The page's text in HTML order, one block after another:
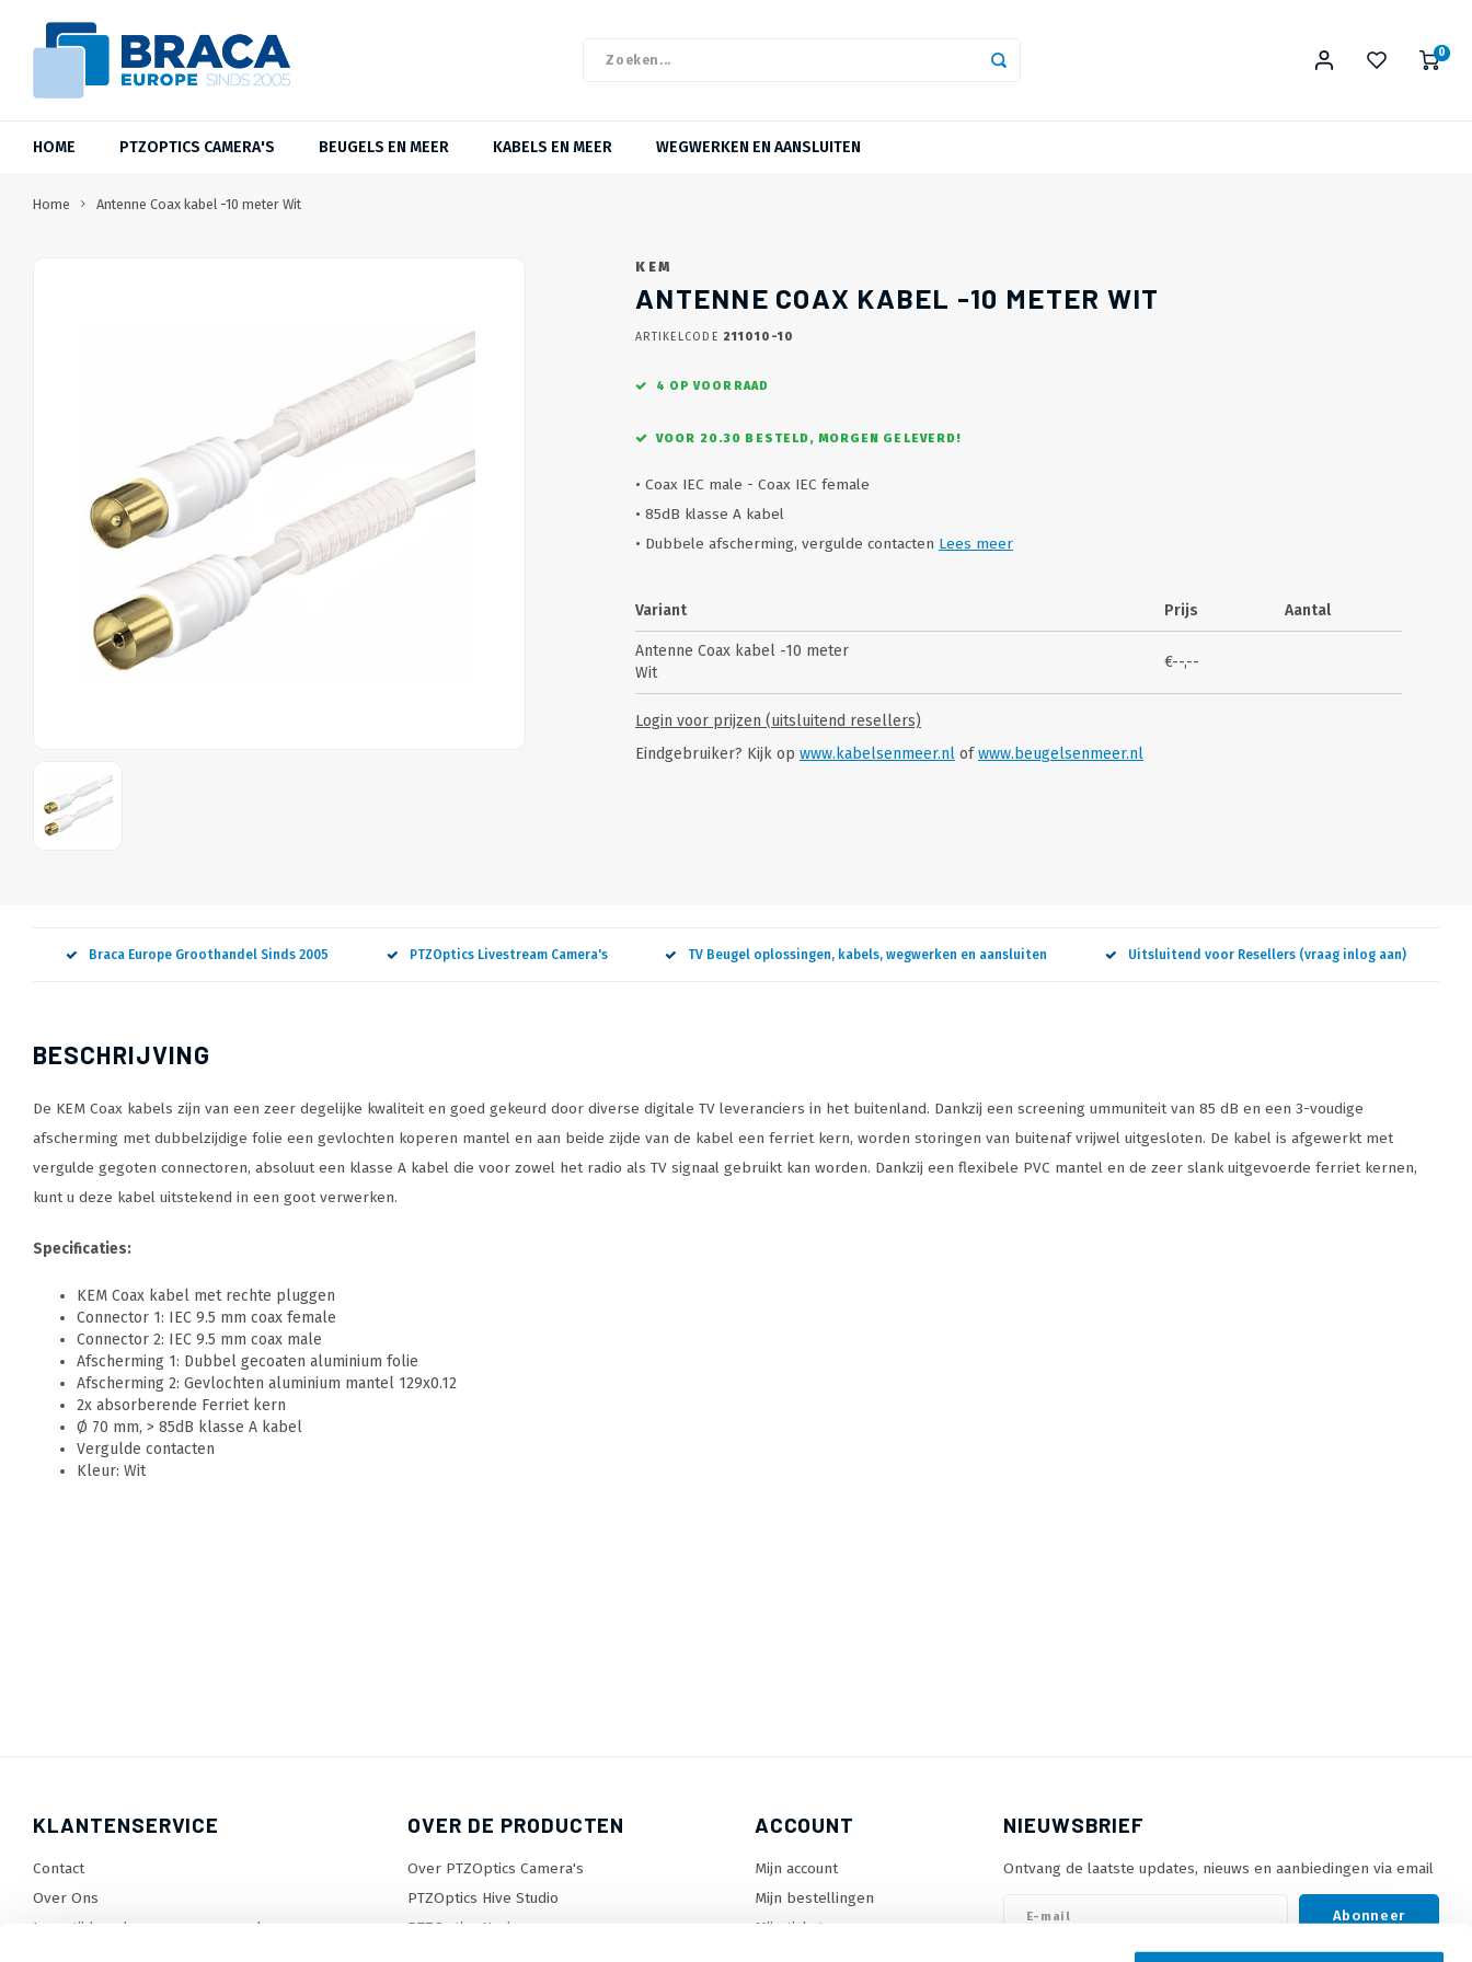
0
HOME PTZOPTICS CAMERA'S BEUGELS EN MEER KABELS EN MEER WEGWERKEN EN AANSLUITEN
Home Antenne Coax kabel -10 meter Wit
KEM
ANTENNE COAX KABEL -10 METER WIT
ARTIKELCODE 211010-10
4 OP VOORRAAD
VOOR 20.30 BESTELD, MORGEN GELEVERD!
• Coax IEC male - Coax IEC female
• 85dB klasse A kabel
• Dubbele afscherming, vergulde contacten Lees meer
Variant Prijs Aantal
Antenne Coax kabel -10 meter
Wit
€--,--
Login voor prijzen (uitsluitend resellers)
Eindgebruiker? Kijk op www.kabelsenmeer.nl ofwww.beugelsenmeer.nl
Braca Europe Groothandel Sinds 2005 PTZOptics Livestream Camera's TV Beugel oplossingen, kabels, wegwerken en aansluiten Uitsluitend voor Resellers (vraag inlog aan)
BESCHRIJVING
De KEM Coax kabels zijn van een zeer degelijke kwaliteit en goed gekeurd door diverse digitale TV leveranciers in het buitenland. Dankzij een screening ummuniteit van 85 dB en een 3-voudige
afscherming met dubbelzijdige folie een gevlochten koperen mantel en aan beide zijde van de kabel een ferriet kern, worden storingen van buitenaf vrijwel uitgesloten. De kabel is afgewerkt met
vergulde gegoten connectoren, absoluut een klasse A kabel die voor zowel het radio als TV signaal gebruikt kan worden. Dankzij een flexibele PVC mantel en de zeer slank uitgevoerde ferriet kernen,
kunt u deze kabel uitstekend in een goot verwerken.
Specificaties:
KEM Coax kabel met rechte pluggen
Connector 1: IEC 9.5 mm coax female
Connector 2: IEC 9.5 mm coax male
Afscherming 1: Dubbel gecoaten aluminium folie
Afscherming 2: Gevlochten aluminium mantel 129x0.12
2x absorberende Ferriet kern
Ø 70 mm, > 85dB klasse A kabel
Vergulde contacten
Kleur: Wit
KLANTENSERVICE
Contact
Over Ons
Levertijden, dagen en voorwaarden
OVER DE PRODUCTEN
Over PTZOptics Camera's
PTZOptics Hive Studio
PTZOptics Horizon
ACCOUNT
Mijn account
Mijn bestellingen
Mijn tickets
NIEUWSBRIEF
Ontvang de laatste updates, nieuws en aanbiedingen via email
Abonneer